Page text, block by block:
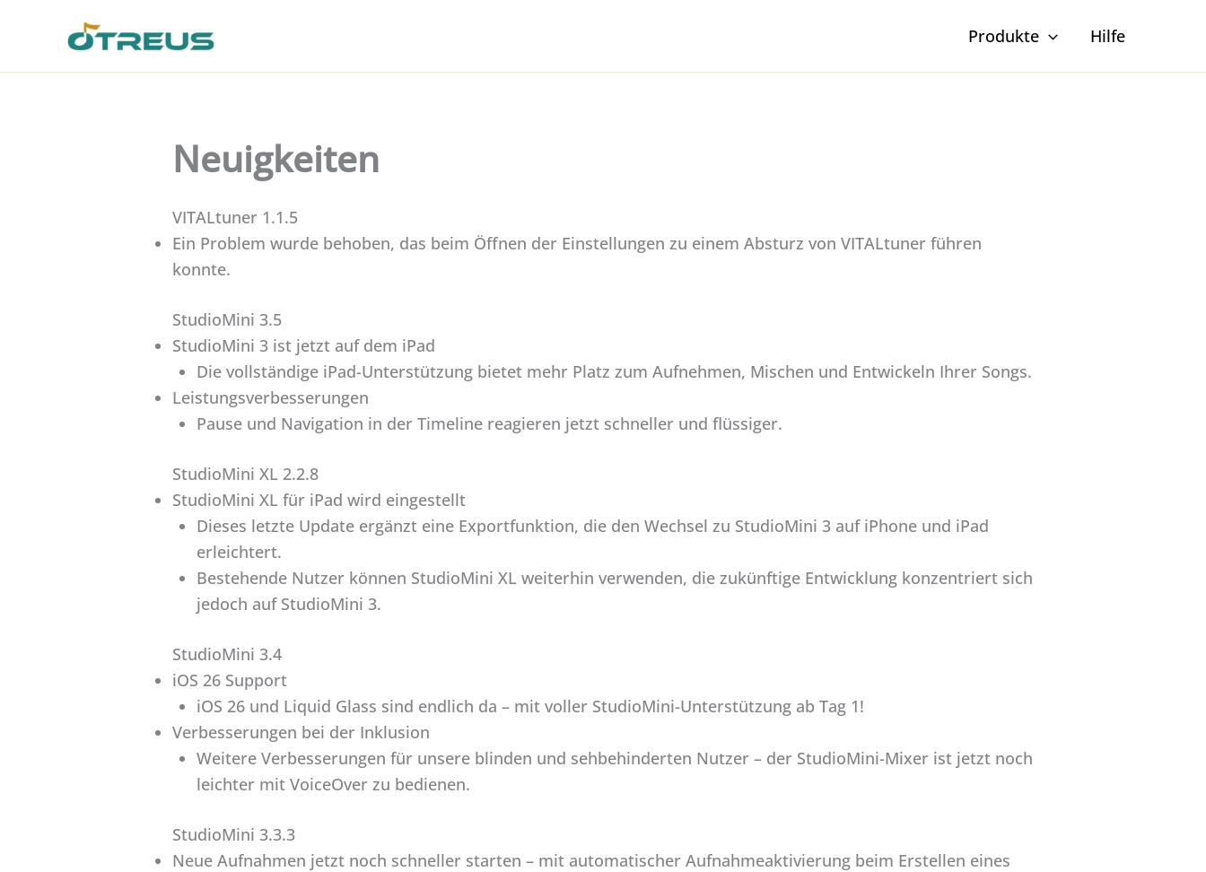
Produkte Hilfe
Neuigkeiten
VITALtuner 1.1.5
Ein Problem wurde behoben, das beim Öffnen der Einstellungen zu einem Absturz von VITALtuner führen
konnte.
StudioMini 3.5
StudioMini 3 ist jetzt auf dem iPad
Die vollständige iPad-Unterstützung bietet mehr Platz zum Aufnehmen, Mischen und Entwickeln Ihrer Songs.
Leistungsverbesserungen
Pause und Navigation in der Timeline reagieren jetzt schneller und flüssiger.
StudioMini XL 2.2.8
StudioMini XL für iPad wird eingestellt
Dieses letzte Update ergänzt eine Exportfunktion, die den Wechsel zu StudioMini 3 auf iPhone und iPad
erleichtert.
Bestehende Nutzer können StudioMini XL weiterhin verwenden, die zukünftige Entwicklung konzentriert sich
jedoch auf StudioMini 3.
StudioMini 3.4
iOS 26 Support
iOS 26 und Liquid Glass sind endlich da – mit voller StudioMini-Unterstützung ab Tag 1!
Verbesserungen bei der Inklusion
Weitere Verbesserungen für unsere blinden und sehbehinderten Nutzer – der StudioMini-Mixer ist jetzt noch
leichter mit VoiceOver zu bedienen.
StudioMini 3.3.3
Neue Aufnahmen jetzt noch schneller starten – mit automatischer Aufnahmeaktivierung beim Erstellen eines